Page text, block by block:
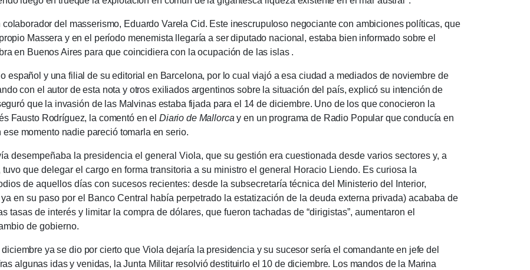
del masserismo, Eduardo Varela Cid. Este inescrupuloso negociante con ambiciones políticas, que
Massera y en el período menemista llegaría a ser diputado nacional, estaba bien informado sobre el
en Buenos Aires para que coincidiera con la ocupación de las islas .
y una filial de su editorial en Barcelona, ​​​​por lo cual viajó a esa ciudad a mediados de noviembre de
con el autor de esta nota y otros exiliados argentinos sobre la situación del país, explicó su intención de
que la invasión de las Malvinas estaba fijada para el 14 de diciembre. Uno de los que conocieron la
Fausto Rodríguez, la comentó en el Diario de Mallorca y en un programa de Radio Popular que conducía en
momento nadie pareció tomarla en serio.
la presidencia el general Viola, que su gestión era cuestionada desde varios sectores y, a
que delegar el cargo en forma transitoria a su ministro el general Horacio Liendo. Es curiosa la
de aquellos días con sucesos recientes: desde la subsecretaría técnica del Ministerio del Interior,
en su paso por el Banco Central había perpetrado la estatización de la deuda externa privada) acababa de
tasas de interés y limitar la compra de dólares, que fueron tachadas de “dirigistas”, aumentaron el
de gobierno.
ya se dio por cierto que Viola dejaría la presidencia y su sucesor sería el comandante en jefe del
algunas idas y venidas, la Junta Militar resolvió destituirlo el 10 de diciembre. Los mandos de la Marina